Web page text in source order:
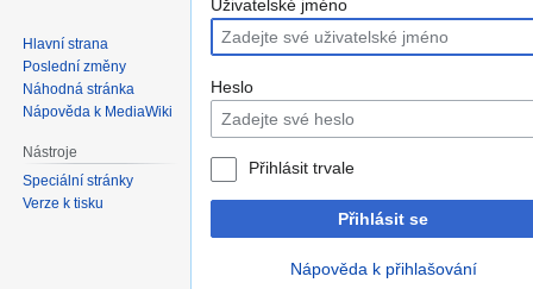
Skočit
na
navigaci
Skočit
na
vyhledávání
Uživatelské jméno
Heslo
Přihlásit trvale
Přihlásit se
Nápověda k přihlašování
Hlavní strana
Poslední změny
Náhodná stránka
Nápověda k MediaWiki
Nástroje
Speciální stránky
Verze k tisku